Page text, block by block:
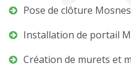
Pose de clôture Mosnes
Installation de portail
Création de murets et